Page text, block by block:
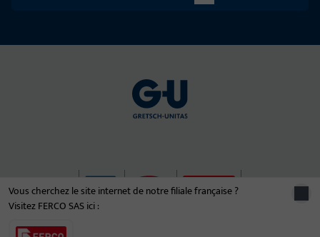
Vous cherchez le site internet de notre filiale française ?
Visitez FERCO SAS ici :